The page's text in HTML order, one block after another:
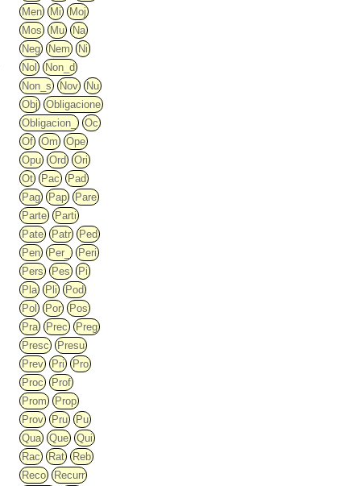
Men
Mi
Moj
Mos
Mu
Na
Neg
Nem
Ni
Nol
Non_d
Non_s
Nov
Nu
Obj
Obligacione
Obligacion_
Oc
Of
Om
Ope
Opu
Ord
Ori
Ot
Pac
Pad
Pag
Pap
Pare
Parte
Parti
Pate
Patr
Ped
Pen
Per_
Peri
Pers
Pes
Pi
Pla
Pli
Pod
Pol
Por
Pos
Pra
Prec
Preg
Presc
Presu
Prev
Pri
Pro
Proc
Prof
Prom
Prop
Prov
Pru
Pu
Qua
Que
Qui
Rac
Rat
Reb
Reco
Recurr